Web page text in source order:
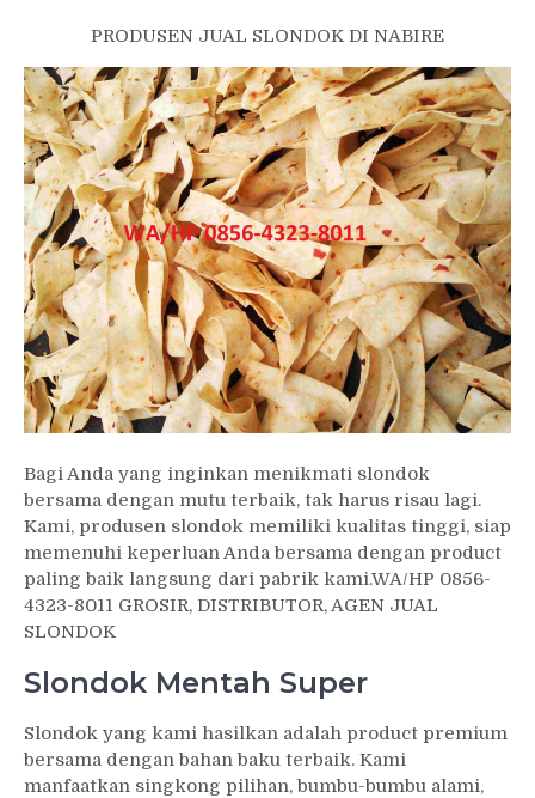
PRODUSEN JUAL SLONDOK DI NABIRE
Bagi Anda yang inginkan menikmati slondok
bersama dengan mutu terbaik, tak harus risau lagi.
Kami, produsen slondok memiliki kualitas tinggi, siap
memenuhi keperluan Anda bersama dengan product
paling baik langsung dari pabrik kami.WA/HP 0856-
4323-8011 GROSIR, DISTRIBUTOR, AGEN JUAL
SLONDOK
Slondok Mentah Super
Slondok yang kami hasilkan adalah product premium
bersama dengan bahan baku terbaik. Kami
manfaatkan singkong pilihan, bumbu-bumbu alami,